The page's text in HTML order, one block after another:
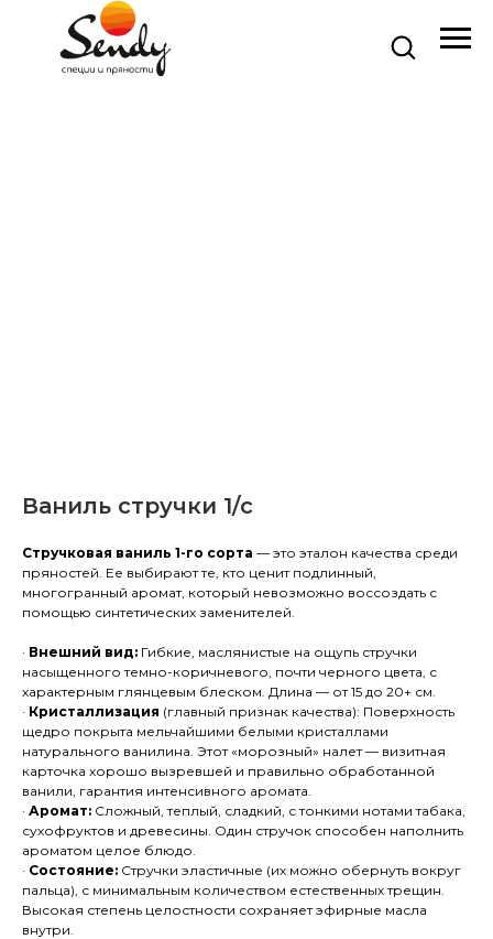
Ваниль стручки 1/с
Стручковая ваниль 1-го сорта — это эталон качества среди
пряностей. Ее выбирают те, кто ценит подлинный,
многогранный аромат, который невозможно воссоздать с
помощью синтетических заменителей.
· Внешний вид: Гибкие, маслянистые на ощупь стручки
насыщенного темно-коричневого, почти черного цвета, с
характерным глянцевым блеском. Длина — от 15 до 20+ см.
· Кристаллизация (главный признак качества): Поверхность
щедро покрыта мельчайшими белыми кристаллами
натурального ванилина. Этот «морозный» налет — визитная
карточка хорошо вызревшей и правильно обработанной
ванили, гарантия интенсивного аромата.
· Аромат: Сложный, теплый, сладкий, с тонкими нотами табака,
сухофруктов и древесины. Один стручок способен наполнить
ароматом целое блюдо.
· Состояние: Стручки эластичные (их можно обернуть вокруг
пальца), с минимальным количеством естественных трещин.
Высокая степень целостности сохраняет эфирные масла
внутри.